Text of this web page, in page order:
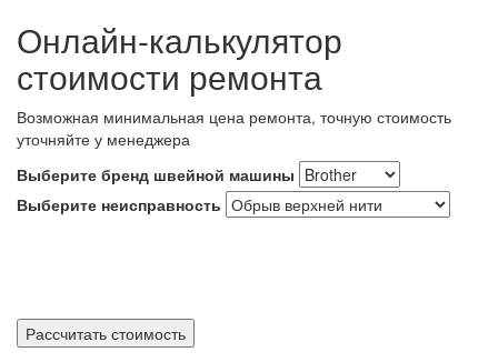
Онлайн-калькулятор
стоимости ремонта
Возможная минимальная цена ремонта, точную стоимость
уточняйте у менеджера
Выберите бренд швейной машины
Выберите неисправность
Рассчитать стоимость